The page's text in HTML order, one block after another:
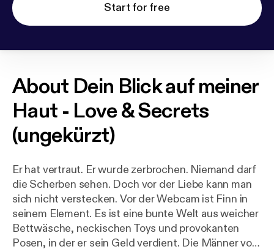
Start for free
About Dein Blick auf meiner
Haut - Love & Secrets
(ungekürzt)
Er hat vertraut. Er wurde zerbrochen. Niemand darf
die Scherben sehen. Doch vor der Liebe kann man
sich nicht verstecken. Vor der Webcam ist Finn in
seinem Element. Es ist eine bunte Welt aus weicher
Bettwäsche, neckischen Toys und provokanten
Posen, in der er sein Geld verdient. Die Männer vor